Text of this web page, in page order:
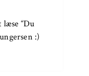
læse “Du
:)